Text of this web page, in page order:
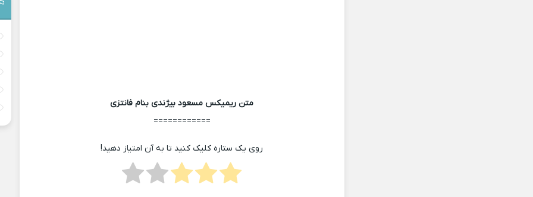
متن ریمیکس مسعود بیژندی بنام فانتزی
============
روی یک ستاره کلیک کنید تا به آن امتیاز دهید!